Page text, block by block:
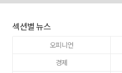
섹션별 뉴스
오피니언
경제